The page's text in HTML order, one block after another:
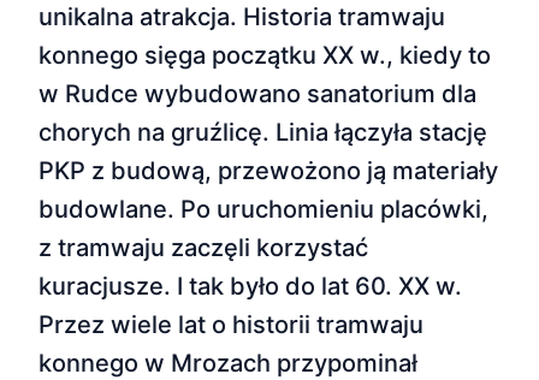
unikalna atrakcja. Historia tramwaju
konnego sięga początku XX w., kiedy to
w Rudce wybudowano sanatorium dla
chorych na gruźlicę. Linia łączyła stację
PKP z budową, przewożono ją materiały
budowlane. Po uruchomieniu placówki,
z tramwaju zaczęli korzystać
kuracjusze. I tak było do lat 60. XX w.
Przez wiele lat o historii tramwaju
konnego w Mrozach przypominał